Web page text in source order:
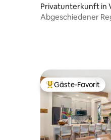
Privatunterkunft in
Abgeschiedener
Beliebter Gäste-
Gäste-Favorit